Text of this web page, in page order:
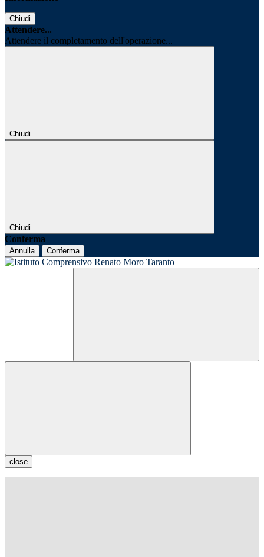
Chiudi
Attendere...
Attendere il completamento dell'operazione...
Chiudi
Chiudi
Conferma
Annulla Conferma
close